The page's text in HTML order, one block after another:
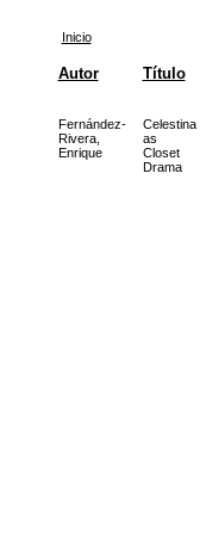
Inicio
Autor Título
Fernández-
Rivera,
Enrique
Celestina
as
Closet
Drama